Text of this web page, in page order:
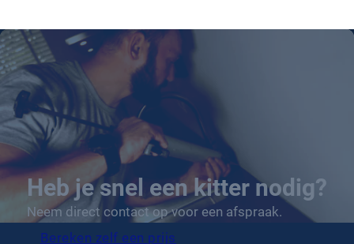
Heb je snel een kitter nodig?
Neem direct contact op voor een afspraak.
Bereken zelf een prijs